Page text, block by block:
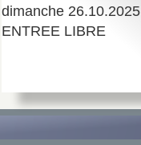
dimanche
ENTREE LIBRE